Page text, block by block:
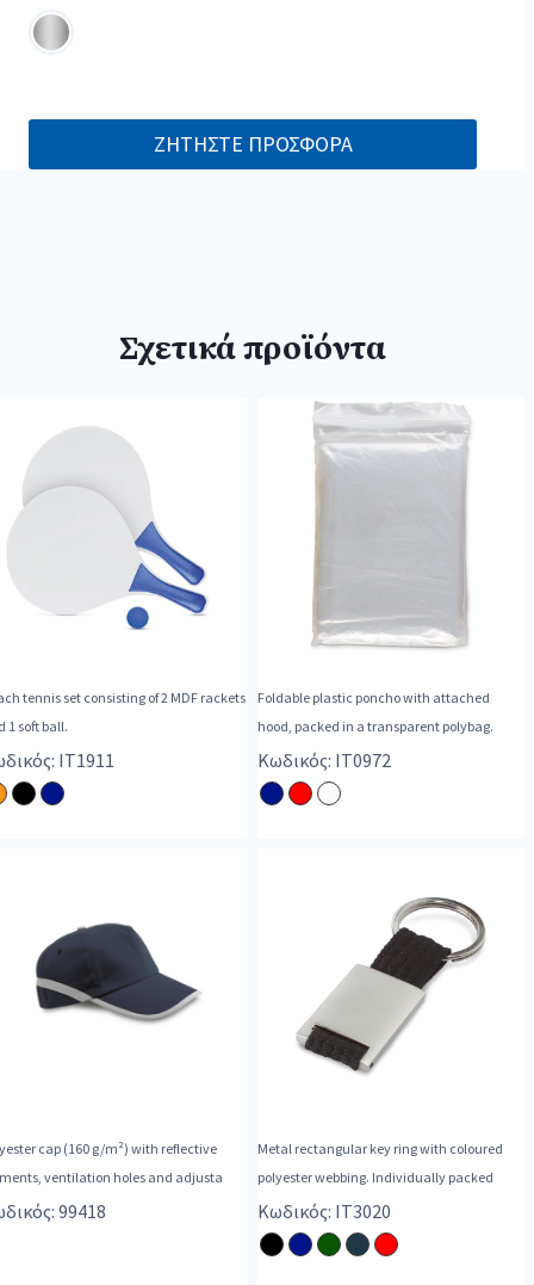
ΖΗΤΗΣΤΕ ΠΡΟΣΦΟΡΑ
Σχετικά προϊόντα
tennis set consisting of 2 MDF rackets
1 soft ball.
IT1911
Foldable plastic poncho with attached
hood, packed in a transparent polybag.
Κωδικός: IT0972
cap (160 g/m²) with reflective
ventilation holes and adjusta
99418
Metal rectangular key ring with coloured
polyester webbing. Individually packed
Κωδικός: IT3020